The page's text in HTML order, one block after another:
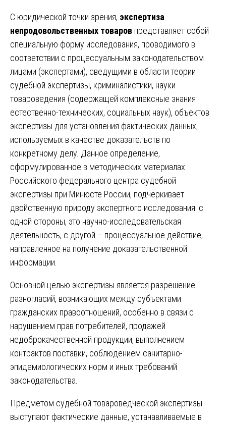
С юридической точки зрения, экспертиза
непродовольственных товаров представляет собой
специальную форму исследования, проводимого в
соответствии с процессуальным законодательством
лицами (экспертами), сведущими в области теории
судебной экспертизы, криминалистики, науки
товароведения (содержащей комплексные знания
естественно-технических, социальных наук), объектов
экспертизы для установления фактических данных,
используемых в качестве доказательств по
конкретному делу. Данное определение,
сформулированное в методических материалах
Российского федерального центра судебной
экспертизы при Минюсте России, подчеркивает
двойственную природу экспертного исследования: с
одной стороны, это научно-исследовательская
деятельность, с другой – процессуальное действие,
направленное на получение доказательственной
информации.
Основной целью экспертизы является разрешение
разногласий, возникающих между субъектами
гражданских правоотношений, особенно в связи с
нарушением прав потребителей, продажей
недоброкачественной продукции, выполнением
контрактов поставки, соблюдением санитарно-
эпидемиологических норм и иных требований
законодательства.
Предметом судебной товароведческой экспертизы
выступают фактические данные, устанавливаемые в